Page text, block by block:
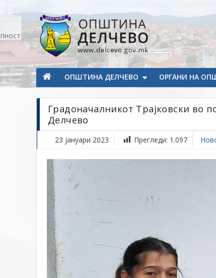
Општина Делчево
Општина Делчево
ОПШТИНА ДЕЛЧЕВО ОРГАНИ НА
Градоначалникот Трајковски во
Делчево
23 јануари 2023 Прегледи: 1.097